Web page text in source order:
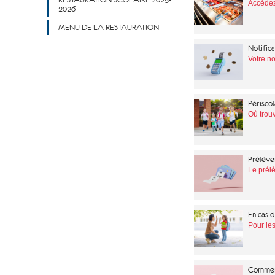
2026
MENU DE LA RESTAURATION
Votre
Où
Le
En cas
Pour